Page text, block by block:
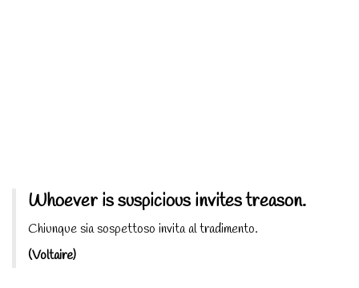
Whoever is suspicious invites treason.
Chiunque sia sospettoso invita al tradimento.
(Voltaire)